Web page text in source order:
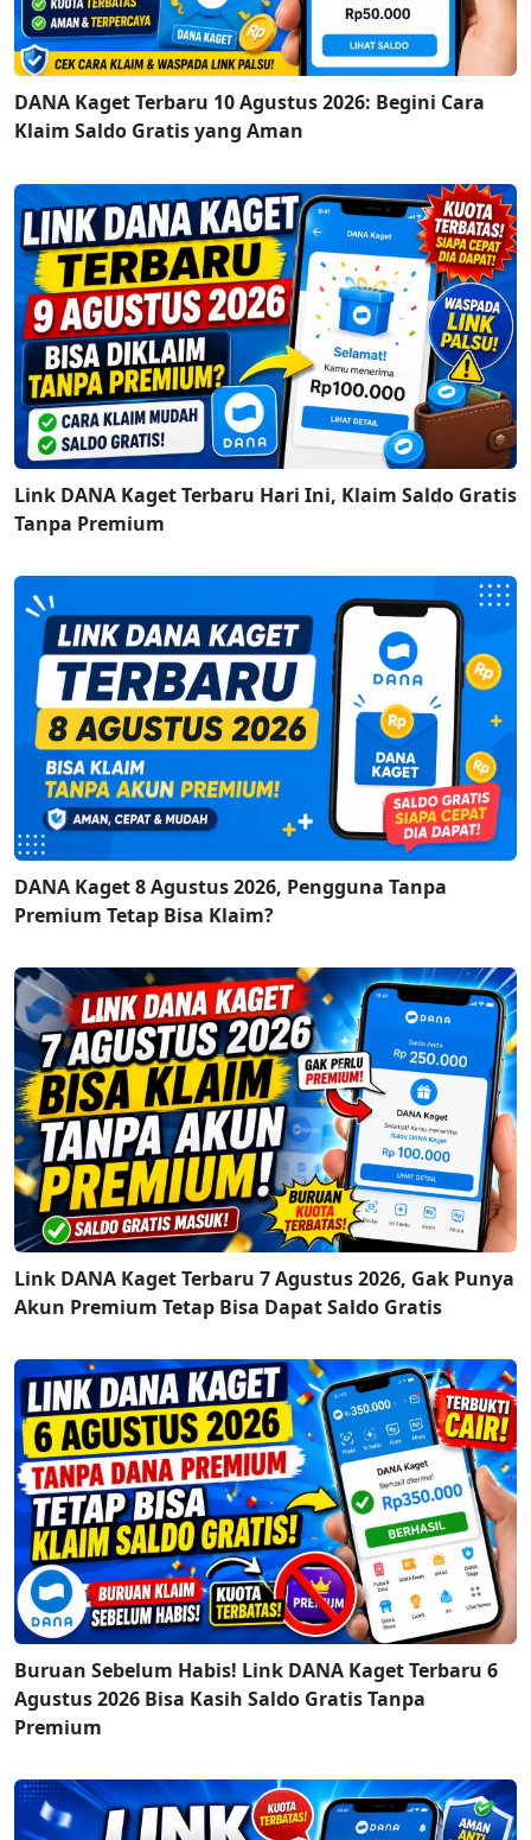
DANA Kaget Terbaru 10 Agustus 2026: Begini Cara
Klaim Saldo Gratis yang Aman
Link DANA Kaget Terbaru Hari Ini, Klaim Saldo Gratis
Tanpa Premium
DANA Kaget 8 Agustus 2026, Pengguna Tanpa
Premium Tetap Bisa Klaim?
Link DANA Kaget Terbaru 7 Agustus 2026, Gak Punya
Akun Premium Tetap Bisa Dapat Saldo Gratis
Buruan Sebelum Habis! Link DANA Kaget Terbaru 6
Agustus 2026 Bisa Kasih Saldo Gratis Tanpa
Premium